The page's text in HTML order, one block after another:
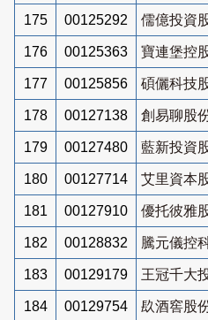
175 00125292 儒億投資
176 00125363 寶連堡控
177 00125856 碩儷科技
178 00127138 創易聊股
179 00127480 藍新投資
180 00127714 艾里資本
181 00127910 優托彼雅
182 00128832 騰元儀控
183 00129179 王冠千大
184 00129754 镹酒窖股